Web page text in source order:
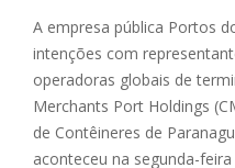
A empresa pública Portos
intenções com
operadoras globais de
Merchants Port Holdings
de Contêineres de
aconteceu na segunda-